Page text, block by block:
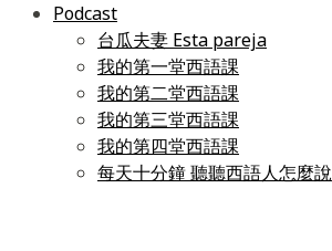
Podcast
台瓜夫妻 Esta pareja
我的第一堂西語課
我的第二堂西語課
我的第三堂西語課
我的第四堂西語課
每天十分鐘 聽聽西語人怎麼說